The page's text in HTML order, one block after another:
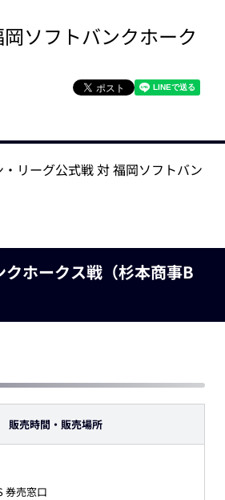
ソフトバンクホーク
リーグ公式戦 対 福岡ソフトバン
ホークス戦（杉本商事B
販売時間・ 販売場所
券売窓口